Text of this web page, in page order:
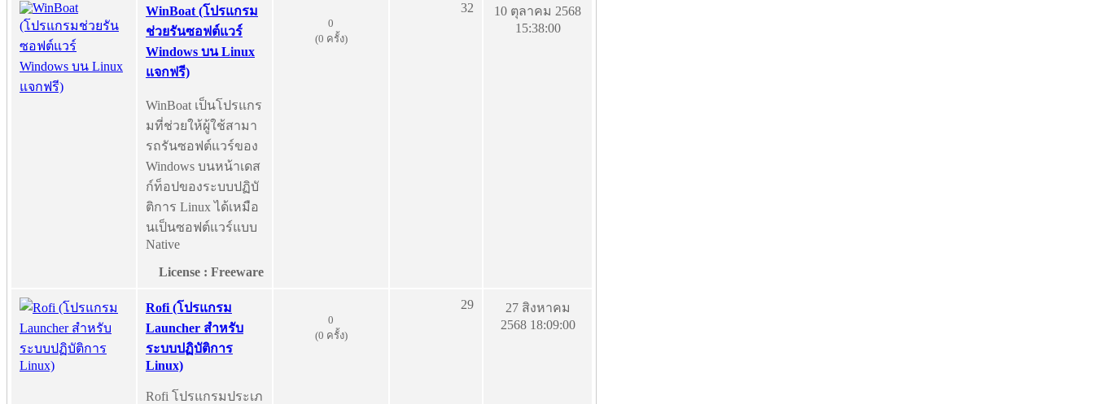
WinBoat (โปรแกรม
ช่วยรันซอฟต์แวร์
Windows บน Linux
แจกฟรี)
WinBoat เป็นโปรแกร
มที่ช่วยให้ผู้ใช้สามา
รถรันซอฟต์แวร์ของ
Windows บนหน้าเดส
ก์ท็อปของระบบปฏิบั
ติการ Linux ได้เหมือ
นเป็นซอฟต์แวร์แบบ
Native
License : Freeware
0
(0 ครั้ง)
32
10 ตุลาคม 2568
15:38:00
Rofi (โปรแกรม
Launcher สำหรับ
ระบบปฏิบัติการ
Linux)
Rofi โปรแกรมประเภ
0
(0 ครั้ง)
29
27 สิงหาคม
2568 18:09:00